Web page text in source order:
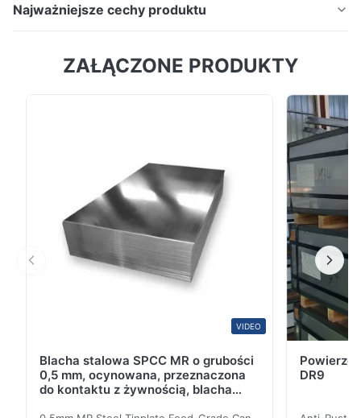
Najważniejsze cechy produktu
Galvanized Coil to wysokiej jakości produkt stalowy
Specyfikacja produktu Atrybut Wartość Nazwa
produktu 0.8mm PPGL Galvalume Coil odporna na
działanie pogody do ścian zewn...
ZAŁĄCZONE PRODUKTY
VIDEO
Blacha stalowa SPCC MR o grubości
0,5 mm, ocynowana, przeznaczona
do kontaktu z żywnością, blacha
DR9